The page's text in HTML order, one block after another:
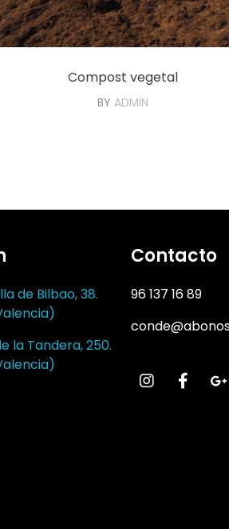
Compost vegetal
BY ADMIN
de Bilbao, 38.
la Tandera, 250.
Contacto
96 137 16 89